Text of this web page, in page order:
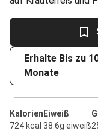
Erhalte Bis zu
Monate
Kalorien
724 kcal
Eiweiß
38.6g eiweiß